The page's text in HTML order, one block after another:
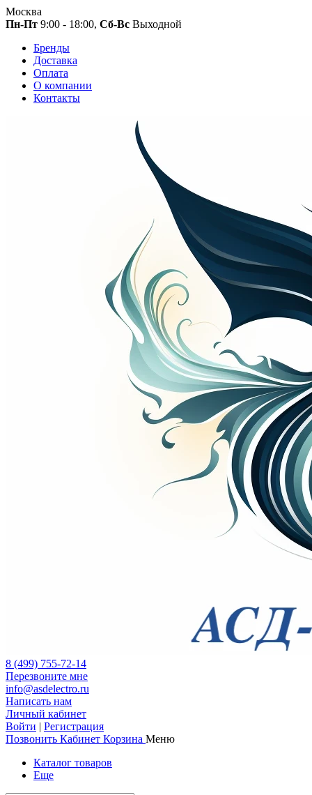
Москва
Пн-Пт 9:00 - 18:00, Сб-Вс Выходной
Бренды
Доставка
Оплата
О компании
Контакты
8 (499) 755-72-14
Перезвоните мне
info@asdelectro.ru
Написать нам
Личный кабинет
Войти | Регистрация
Позвонить Кабинет Корзина Меню
Каталог товаров
Еще